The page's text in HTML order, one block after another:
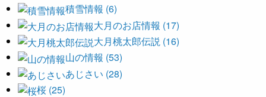
積雪情報 (6)
大月のお店情報 (17)
大月桃太郎伝説 (16)
山の情報 (53)
あじさい (28)
桜 (25)